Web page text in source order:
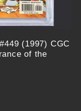
(1997) CGC
of the